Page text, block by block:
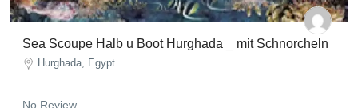
Sea Scoupe Halb u Boot Hurghada _ mit Schnorcheln
Hurghada, Egypt
No Review